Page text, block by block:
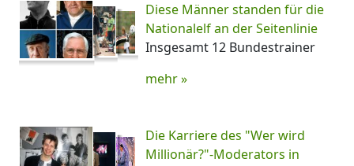
Diese Männer standen für die
Nationalelf an der Seitenlinie
Insgesamt 12 Bundestrainer
mehr »
Die Karriere des "Wer wird
Millionär?"-Moderators in